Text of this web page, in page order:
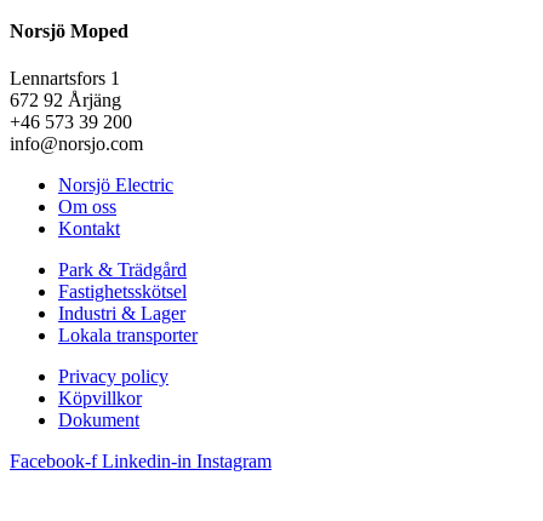
Norsjö Moped
Lennartsfors 1
672 92 Årjäng
+46 573 39 200
info@norsjo.com
Norsjö Electric
Om oss
Kontakt
Park & Trädgård
Fastighetsskötsel
Industri & Lager
Lokala transporter
Privacy policy
Köpvillkor
Dokument
Facebook-f Linkedin-in Instagram